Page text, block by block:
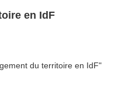
en IdF